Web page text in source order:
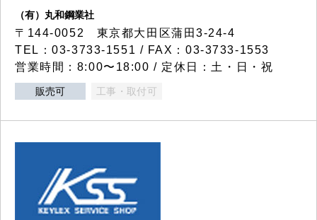
（有）丸和鋼業社
〒144-0052 東京都大田区蒲田3-24-4
TEL：03-3733-1551 / FAX：03-3733-1553
営業時間：8:00〜18:00 / 定休日：土・日・祝
販売可 工事・取付可